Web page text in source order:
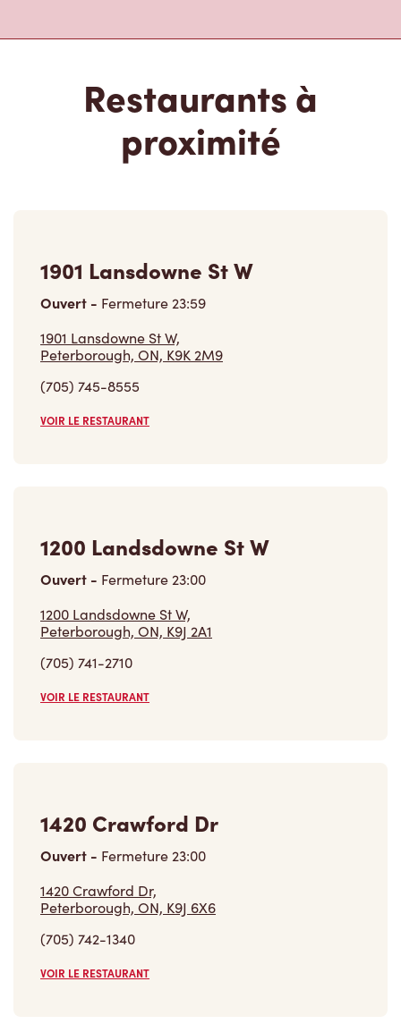
Restaurants à
proximité
1901 Lansdowne St W
Ouvert - Fermeture23:59
1901 Lansdowne St W,
Peterborough, ON, K9K 2M9
(705) 745-8555
VOIR LE RESTAURANT
1200 Landsdowne St W
Ouvert - Fermeture23:00
1200 Landsdowne St W,
Peterborough, ON, K9J 2A1
(705) 741-2710
VOIR LE RESTAURANT
1420 Crawford Dr
Ouvert - Fermeture23:00
1420 Crawford Dr,
Peterborough, ON, K9J 6X6
(705) 742-1340
VOIR LE RESTAURANT